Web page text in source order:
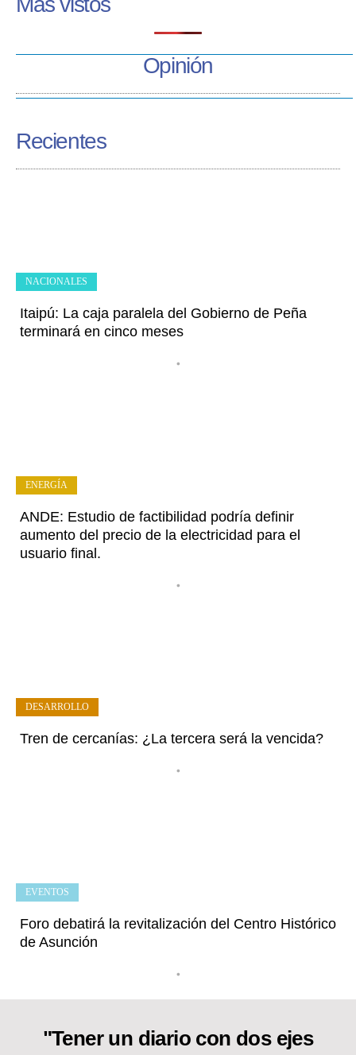
Opinión
Recientes
Itaipú: La caja paralela del Gobierno de Peña
terminará en cinco meses
•
NACIONALES
ANDE: Estudio de factibilidad podría definir
aumento del precio de la electricidad para el
usuario final.
•
ENERGÍA
Tren de cercanías: ¿La tercera será la vencida?
•
DESARROLLO
Foro debatirá la revitalización del Centro Histórico
de Asunción
•
EVENTOS
"Tener un diario con dos ejes